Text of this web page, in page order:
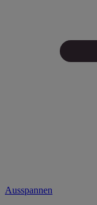
Ausspannen